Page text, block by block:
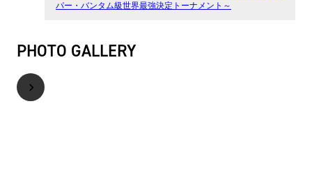
パー・バンタム級世界最強決定トーナメント～
PHOTO GALLERY